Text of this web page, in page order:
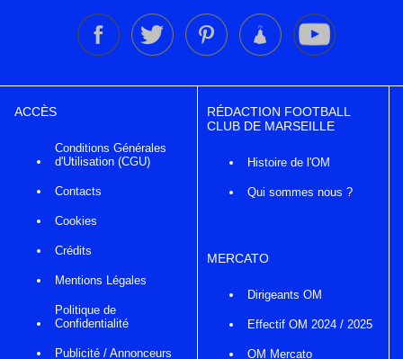
ACCÈS
Conditions Générales
d'Utilisation (CGU)
Contacts
Cookies
Crédits
Mentions Légales
Politique de
Confidentialité
Publicité / Annonceurs
RÉDACTION FOOTBALL
CLUB DE MARSEILLE
Histoire de l'OM
Qui sommes nous ?
MERCATO
Dirigeants OM
Effectif OM 2024 / 2025
OM Mercato